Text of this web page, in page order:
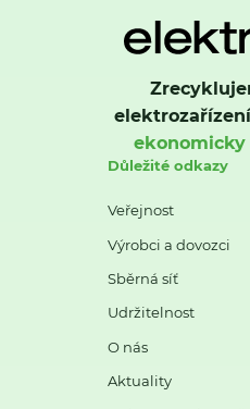
elektrozařízení
Důležité odkazy
Veřejnost
Výrobci a dovozci
Sběrná síť
Udržitelnost
O nás
Aktuality